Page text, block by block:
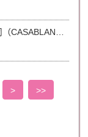
展商风采 | 6.2F02 北京天爱服饰有限公司（CASABLANCA）
> >>